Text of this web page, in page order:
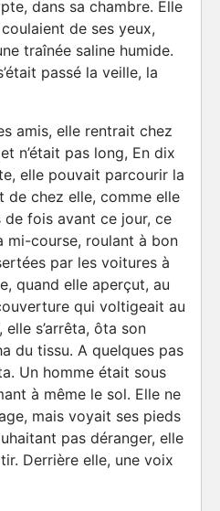
dans sa chambre. Elle
de ses yeux,
traînée saline humide.
passé la veille, la
amis, elle rentrait chez
n’était pas long, En dix
elle pouvait parcourir la
de chez elle, comme elle
de fois avant ce jour, ce
mi-course, roulant à bon
par les voitures à
quand elle aperçut, au
qui voltigeait au
s’arrêta, ôta son
du tissu. A quelques pas
Un homme était sous
à même le sol. Elle ne
mais voyait ses pieds
pas déranger, elle
Derrière elle, une voix